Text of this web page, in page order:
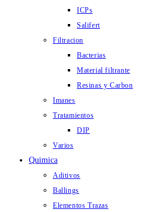
ICPs
Salifert
Filtracion
Bacterias
Material filtrante
Resinas y Carbon
Imanes
Tratamientos
DIP
Varios
Quimica
Aditivos
Ballings
Elementos Trazas